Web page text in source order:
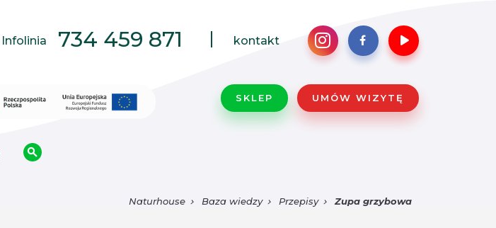
Infolinia 734 459 871 kontakt
SKLEP UMÓW WIZYTĘ
Naturhouse Baza wiedzy Przepisy Zupa grzybowa